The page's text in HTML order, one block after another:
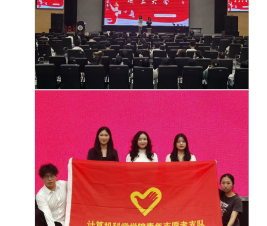
合作交流
相关政策
最新资讯
导师介绍
招生动态
学院简介
师资状况
专业介绍
学生竞赛
优秀毕业生